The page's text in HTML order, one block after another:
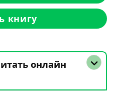
книгу
онлайн